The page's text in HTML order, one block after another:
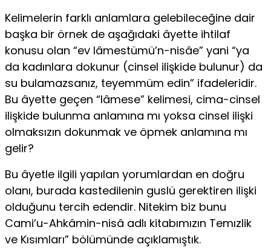
Kelimelerin farklı anlamlara gelebileceğine dair
başka bir örnek de aşağıdaki âyette ihtilaf
konusu olan “ev lâmestümü’n-nisâe” yani “ya
da kadınlara dokunur (cinsel ilişkide bulunur) da
su bulamaz­sanız, teyemmüm edin” ifadeleridir.
Bu âyette geçen “lâmese” kelimesi, cima-cinsel
ilişkide bulunma anlamına mı yoksa cinsel ilişki
olmaksızın dokunmak ve öpmek anlamına mı
gelir?
Bu âyetle ilgili yapılan yorumlardan en doğru
olanı, burada kastedilenin guslü gerektiren ilişki
olduğunu tercih edendir. Nite­kim biz bunu
Cami’u-Ahkâmin-nisâ adlı kitabımızın Temızlik
ve Kısımları” bölümünde açıklamıştık.